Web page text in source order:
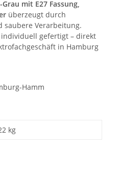
mit E27 Fassung,
überzeugt durch
saubere Verarbeitung.
gefertigt – direkt
in Hamburg
Hamm
kg